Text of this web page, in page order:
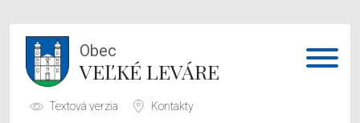
Obec
VEĽKÉ LEVÁRE
Textová verzia Kontakty